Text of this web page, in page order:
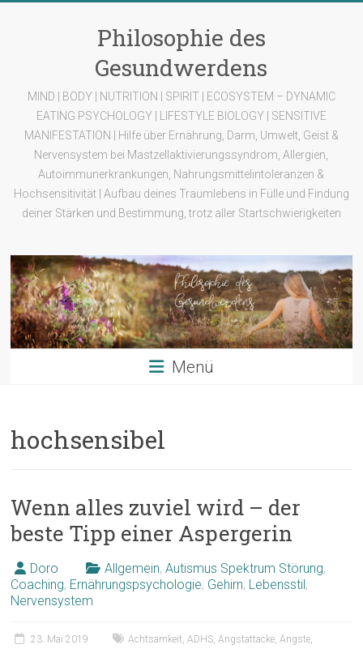
Philosophie des
Gesundwerdens
MIND | BODY | NUTRITION | SPIRIT | ECOSYSTEM – DYNAMIC
EATING PSYCHOLOGY | LIFESTYLE BIOLOGY | SENSITIVE
MANIFESTATION | Hilfe über Ernährung, Darm, Umwelt, Geist &
Nervensystem bei Mastzellaktivierungssyndrom, Allergien,
Autoimmunerkrankungen, Nahrungsmittelintoleranzen &
Hochsensitivität | Aufbau deines Traumlebens in Fülle und Findung
deiner Stärken und Bestimmung, trotz aller Startschwierigkeiten
Menü
hochsensibel
Wenn alles zuviel wird – der
beste Tipp einer Aspergerin
Doro Allgemein,Autismus Spektrum Störung,
Coaching, Ernährungspsychologie, Gehirn, Lebensstil,
Nervensystem
23. Mai 2019 Achtsamkeit,ADHS,Angstattacke,Ängste,